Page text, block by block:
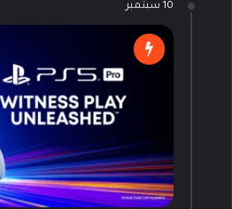
10 سبتمبر